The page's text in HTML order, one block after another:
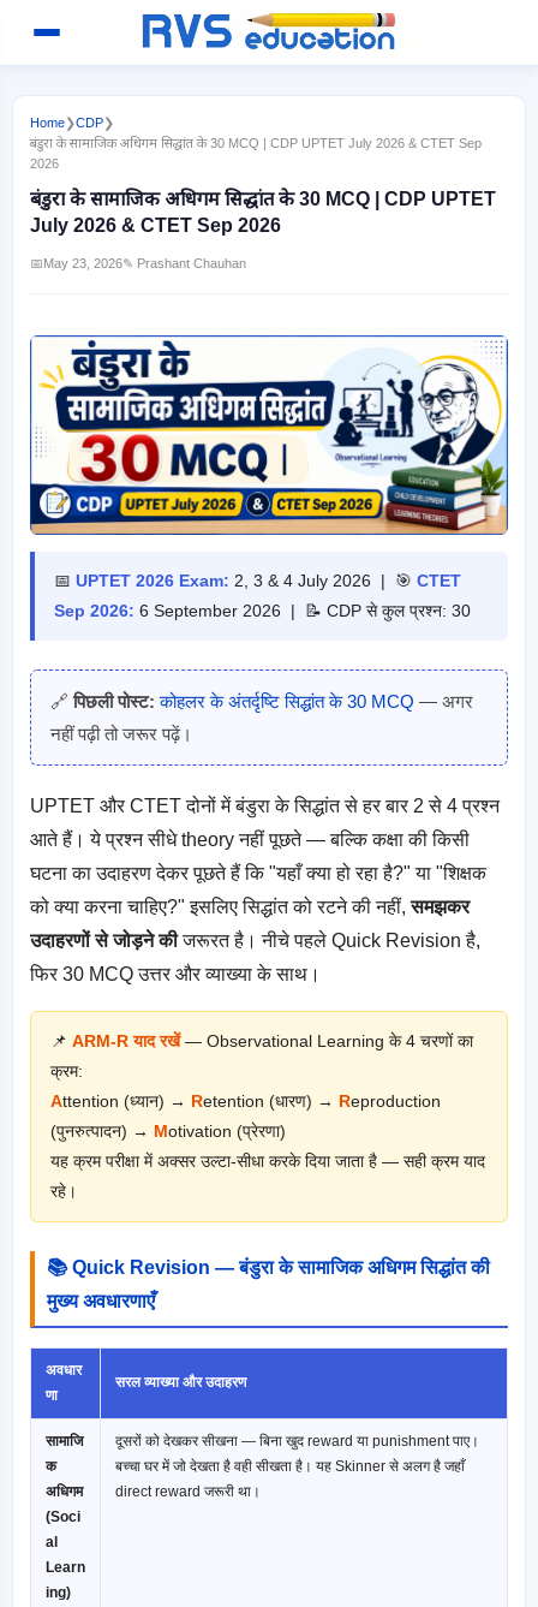
Home❯CDP❯
बंडुरा के सामाजिक अधिगम सिद्धांत के 30 MCQ | CDP UPTET July 2026 & CTET Sep
2026
बंडुरा के सामाजिक अधिगम सिद्धांत के 30 MCQ | CDP UPTET
July 2026 & CTET Sep 2026
📅May 23, 2026✎ Prashant Chauhan
📅 UPTET 2026 Exam: 2, 3 & 4 July 2026 | 🎯 CTET
Sep 2026: 6 September 2026 | 📝 CDP से कुल प्रश्न: 30
🔗पिछली पोस्ट: कोहलर के अंतर्दृष्टि सिद्धांत के 30 MCQ — अगर
नहीं पढ़ी तो जरूर पढ़ें।
UPTET और CTET दोनों में बंडुरा के सिद्धांत से हर बार 2 से 4 प्रश्न
आते हैं। ये प्रश्न सीधे theory नहीं पूछते — बल्कि कक्षा की किसी
घटना का उदाहरण देकर पूछते हैं कि "यहाँ क्या हो रहा है?" या "शिक्षक
को क्या करना चाहिए?" इसलिए सिद्धांत को रटने की नहीं,समझकर
उदाहरणों से जोड़ने कीजरूरत है। नीचे पहले Quick Revision है,
फिर 30 MCQ उत्तर और व्याख्या के साथ।
📌 ARM-R याद रखें— Observational Learning के 4 चरणों का
क्रम:
Attention (ध्यान) → Retention (धारण) → Reproduction
(पुनरुत्पादन) → Motivation (प्रेरणा)
यह क्रम परीक्षा में अक्सर उल्टा-सीधा करके दिया जाता है — सही क्रम याद
रहे।
📚 Quick Revision — बंडुरा के सामाजिक अधिगम सिद्धांत की
मुख्य अवधारणाएँ
अवधार
णा
सरल व्याख्या और उदाहरण
सामाजि
क
अधिगम
(Soci
al
Learn
ing)
दूसरों को देखकर सीखना — बिना खुद reward या punishment पाए।
बच्चा घर में जो देखता है वही सीखता है। यह Skinner से अलग है जहाँ
direct reward जरूरी था।